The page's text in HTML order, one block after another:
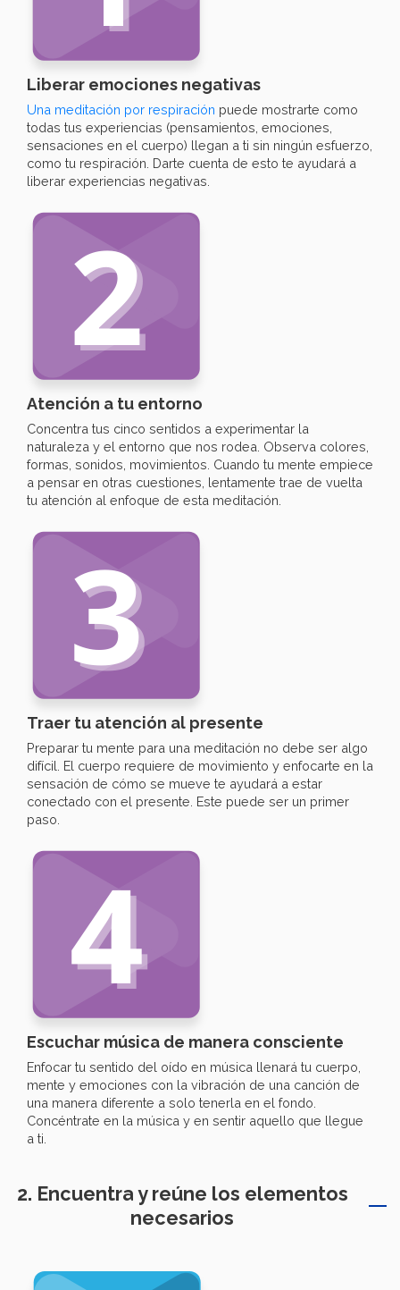
Liberar emociones negativas
Una meditación por respiración puede mostrarte como
todas tus experiencias (pensamientos, emociones,
sensaciones en el cuerpo) llegan a ti sin ningún esfuerzo,
como tu respiración. Darte cuenta de esto te ayudará a
liberar experiencias negativas.
Atención a tu entorno
Concentra tus cinco sentidos a experimentar la
naturaleza y el entorno que nos rodea. Observa colores,
formas, sonidos, movimientos. Cuando tu mente empiece
a pensar en otras cuestiones, lentamente trae de vuelta
tu atención al enfoque de esta meditación.
Traer tu atención al presente
Preparar tu mente para una meditación no debe ser algo
difícil. El cuerpo requiere de movimiento y enfocarte en la
sensación de cómo se mueve te ayudará a estar
conectado con el presente. Este puede ser un primer
paso.
Escuchar música de manera consciente
Enfocar tu sentido del oído en música llenará tu cuerpo,
mente y emociones con la vibración de una canción de
una manera diferente a solo tenerla en el fondo.
Concéntrate en la música y en sentir aquello que llegue
a ti.
2. Encuentra y reúne los elementos
necesarios